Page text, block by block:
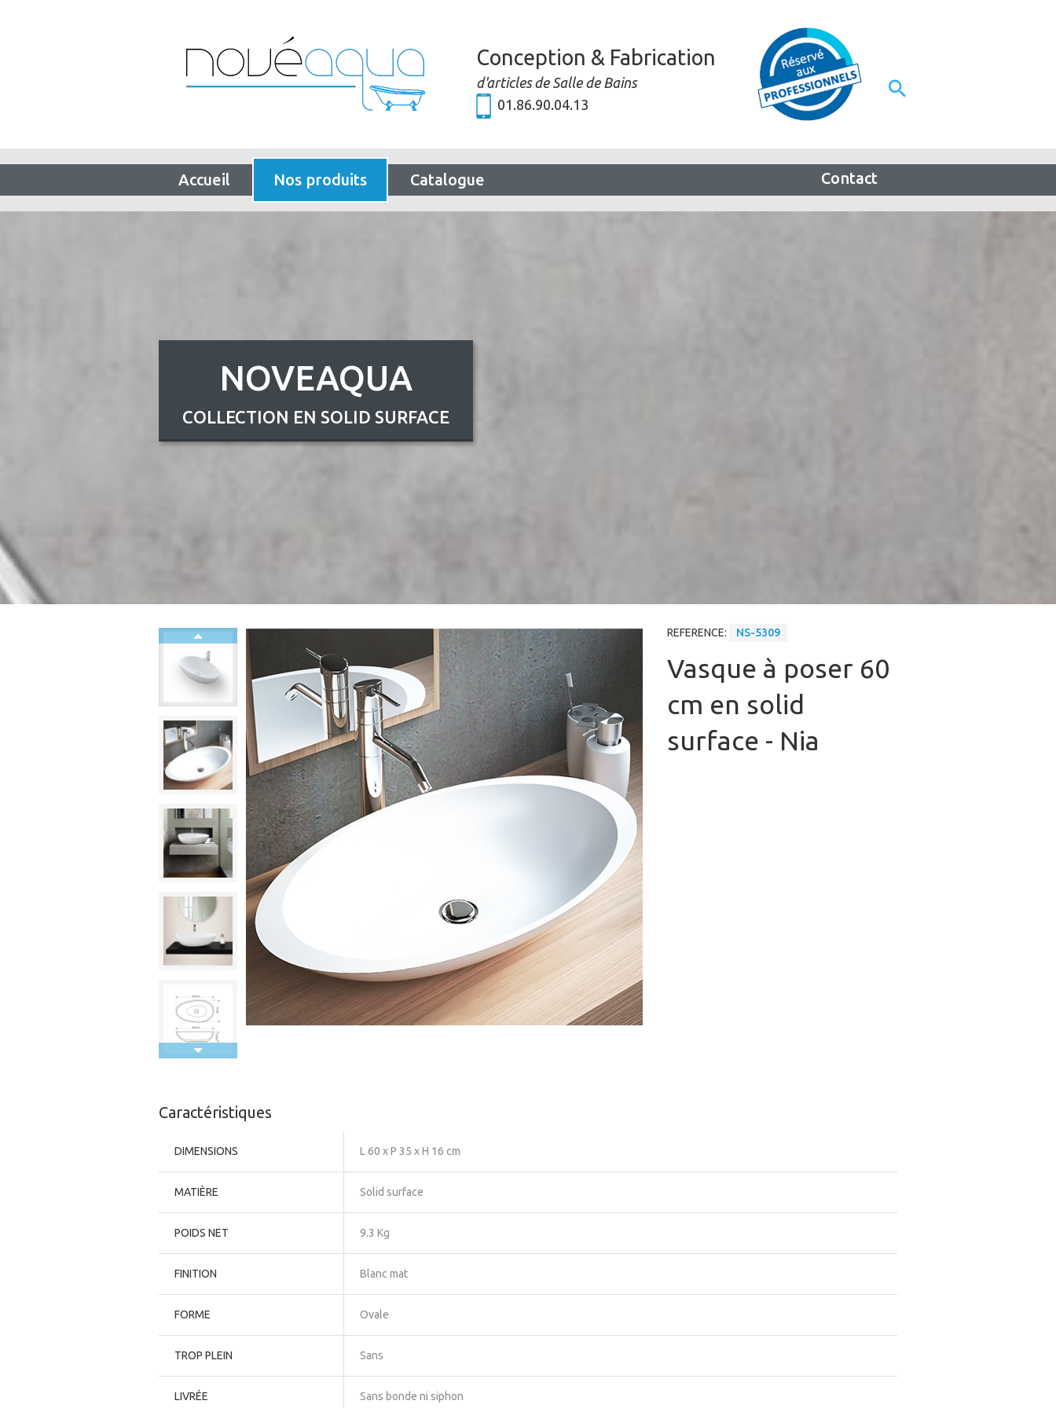
Conception & Fabrication
d'articles de Salle de Bains
01.86.90.04.13
Accueil Nos produits Catalogue Contact
NOVEAQUA
COLLECTION EN SOLID SURFACE
REFERENCE: NS-5309
Vasque à poser 60
cm en solid
surface - Nia
Caractéristiques
DIMENSIONS L 60 x P 35 x H 16 cm
MATIÈRE Solid surface
POIDS NET 9.3 Kg
FINITION Blanc mat
FORME Ovale
TROP PLEIN Sans
LIVRÉE Sans bonde ni siphon